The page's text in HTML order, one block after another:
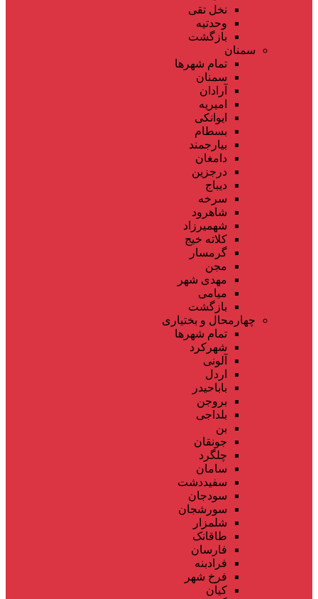
نخل تقی
وحدتیه
بازگشت
سمنان
تمام شهر‌ها
سمنان
آرادان
امیریه
ایوانکی
بسطام
بیارجمند
دامغان
درجزین
دیباج
سرخه
شاهرود
شهمیرزاد
کلاته خیج
گرمسار
مجن
مهدی شهر
میامی
بازگشت
چهارمحال و بختیاری
تمام شهر‌ها
شهرکرد
آلونی
اردل
باباحیدر
بروجن
بلداجی
بن
جونقان
چلگرد
سامان
سفیددشت
سودجان
سورشجان
شلمزار
طاقانک
فارسان
فرادبنه
فرخ شهر
کیان